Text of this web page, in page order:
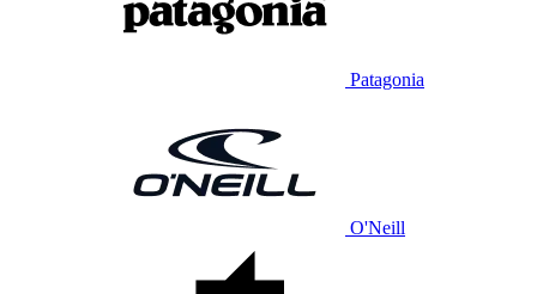
Patagonia
O'Neill